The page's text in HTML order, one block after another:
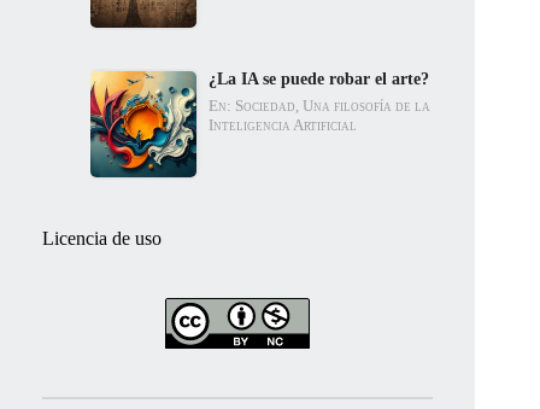
¿La IA se puede robar el arte?
En: Sociedad, Una filosofía de la
Inteligencia Artificial
Licencia de uso